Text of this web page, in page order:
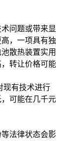
问题或带来显
，一项具有独
散热装置实用
转让价格可能
现有技术进行
可能在几千元
法律状态会影